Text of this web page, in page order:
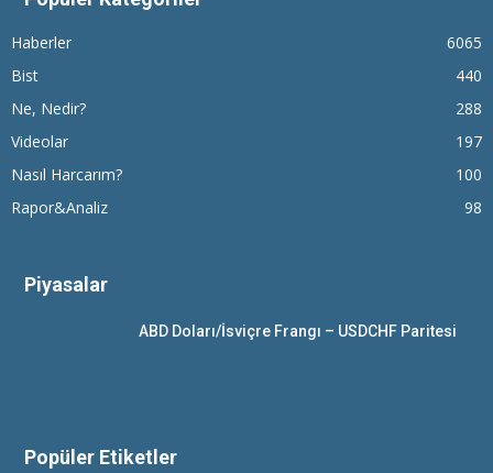
Haberler
6065
Bist
440
Ne, Nedir?
288
Videolar
197
Nasıl Harcarım?
100
Rapor&Analiz
98
Piyasalar
ABD Doları/İsviçre Frangı – USDCHF Paritesi
Popüler Etiketler